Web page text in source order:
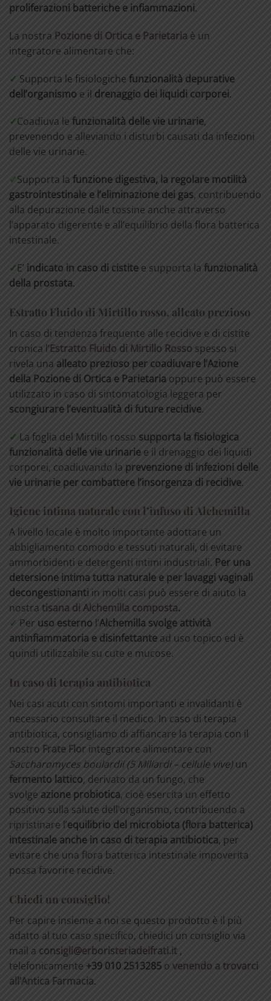
proliferazioni batteriche e infiammazioni.
La nostra Pozione di Ortica e Parietaria è un
integratore alimentare che:
✓ Supporta le fisiologiche funzionalità depurative
dell’organismo e il drenaggio dei liquidi corporei.
✓Coadiuva le funzionalità delle vie urinarie,
prevenendo e alleviando i disturbi causati da infezioni
delle vie urinarie.
✓Supporta la funzione digestiva, la regolare motilità
gastrointestinale e l’eliminazione dei gas, contribuendo
alla depurazione dalle tossine anche attraverso
l’apparato digerente e all’equilibrio della flora batterica
intestinale.
✓E’ indicato in caso di cistite e supporta la funzionalità
della prostata.
Estratto Fluido di Mirtillo rosso, alleato prezioso
In caso di tendenza frequente alle recidive e di cistite
cronica l’Estratto Fluido di Mirtillo Rosso spesso si
rivela una alleato prezioso per coadiuvare l’Azione
della Pozione di Ortica e Parietaria oppure può essere
utilizzato in caso di sintomatologia leggera per
scongiurare l’eventualità di future recidive.
✓ La foglia del Mirtillo rosso supporta la fisiologica
funzionalità delle vie urinarie e il drenaggio dei liquidi
corporei, coadiuvando la prevenzione di infezioni delle
vie urinarie per combattere l’insorgenza di recidive.
Igiene intima naturale con l’infuso di Alchemilla
A livello locale è molto importante adottare un
abbigliamento comodo e tessuti naturali, di evitare
ammorbidenti e detergenti intimi industriali. Per una
detersione intima tutta naturale e per lavaggi vaginali
decongestionanti in molti casi può essere di aiuto la
nostra tisana di Alchemilla composta.
✓ Per uso esterno l’Alchemilla svolge attività
antinfiammatoria e disinfettante ad uso topico ed è
quindi utilizzabile su cute e mucose.
In caso di terapia antibiotica
Nei casi acuti con sintomi importanti e invalidanti è
necessario consultare il medico. In caso di terapia
antibiotica, consigliamo di affiancare la terapia con il
nostro Frate Flor integratore alimentare con
Saccharomyces boulardii (5 Miliardi – cellule vive)un
fermento lattico, derivato da un fungo, che
svolge azione probiotica, cioè esercita un effetto
positivo sulla salute dell’organismo, contribuendo a
ripristinare l’equilibrio del microbiota (flora batterica)
intestinale anche in caso di terapia antibiotica, per
evitare che una flora batterica intestinale impoverita
possa favorire recidive.
Chiedi un consiglio!
Per capire insieme a noi se questo prodotto è il più
adatto al tuo caso specifico, chiedici un consiglio via
mail a consigli@erboristeriadeifrati.it ,
telefonicamente +39 010 2513285 o venendo a trovarci
all’Antica Farmacia.